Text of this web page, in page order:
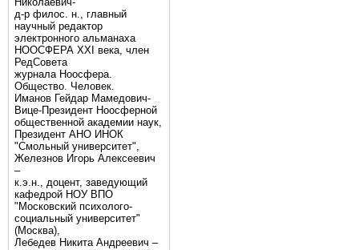
д-р филос. н., главный
научный редактор
электронного альманаха
НООСФЕРА XXI века, член
РедСовета
журнала Ноосфера.
Общество. Человек.
Иманов Гейдар Мамедович-
Вице-Президент Ноосферной
общественной академии наук,
Президент АНО ИНОК
"Смольный университет",
Железнов Игорь Алексеевич
–
к.э.н., доцент, заведующий
кафедрой НОУ ВПО
"Московский психолого-
социальный университет"
(Москва),
Лебедев Никита Андреевич –